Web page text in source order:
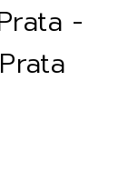
-